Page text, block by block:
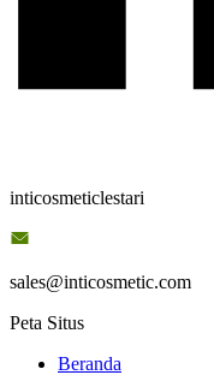
inticosmeticlestari
sales@inticosmetic.com
Peta Situs
Beranda